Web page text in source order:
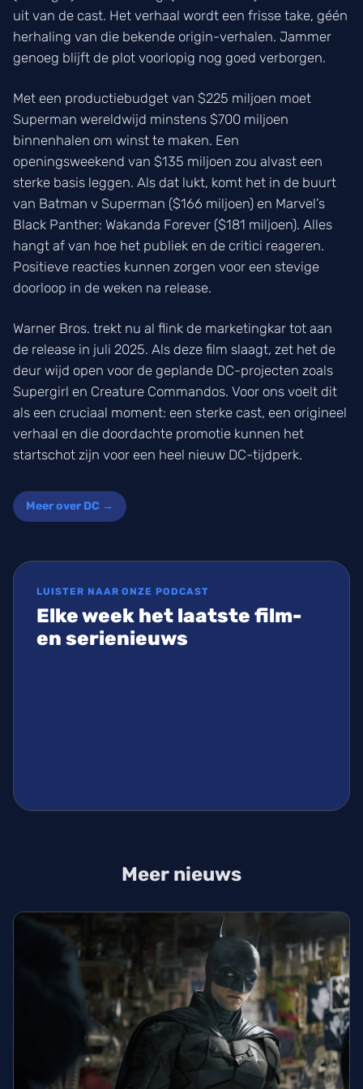
uit van de cast. Het verhaal wordt een frisse take, géén
herhaling van die bekende origin-verhalen. Jammer
genoeg blijft de plot voorlopig nog goed verborgen.
Met een productiebudget van $225 miljoen moet
Superman wereldwijd minstens $700 miljoen
binnenhalen om winst te maken. Een
openingsweekend van $135 miljoen zou alvast een
sterke basis leggen. Als dat lukt, komt het in de buurt
van Batman v Superman ($166 miljoen) en Marvel’s
Black Panther: Wakanda Forever ($181 miljoen). Alles
hangt af van hoe het publiek en de critici reageren.
Positieve reacties kunnen zorgen voor een stevige
doorloop in de weken na release.
Warner Bros. trekt nu al flink de marketingkar tot aan
de release in juli 2025. Als deze film slaagt, zet het de
deur wijd open voor de geplande DC-projecten zoals
Supergirl en Creature Commandos. Voor ons voelt dit
als een cruciaal moment: een sterke cast, een origineel
verhaal en die doordachte promotie kunnen het
startschot zijn voor een heel nieuw DC-tijdperk.
Meer over DC →
LUISTER NAAR ONZE PODCAST
Elke week het laatste film-
en serienieuws
Meer nieuws